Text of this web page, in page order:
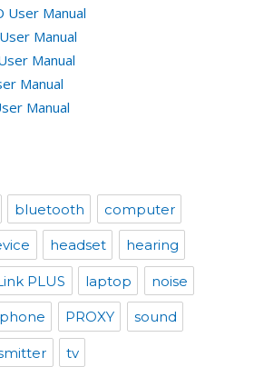
User Manual
Manual
Manual
Manual
Manual
bluetooth computer
headset hearing
PLUS laptop noise
phone PROXY sound
tv